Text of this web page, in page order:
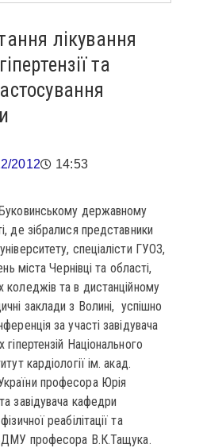
лікування
та
2012 14:53
державному
де зібралися представники
спеціалісти ГУОЗ,
міста Чернівці та області,
коледжів та в дистанційному
заклади з Волині, успішно
за участі завідувача
Національного
кардіології ім. акад.
професора Юрія
завідувача кафедри
реабілітації та
професора В.К.Тащука.